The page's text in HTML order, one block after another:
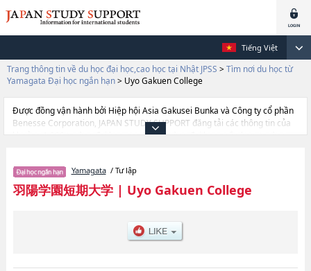
Tiếng Việt
Trang thông tin về du học đại học,cao học tại Nhật JPSS > Tìm nơi du học từ
Yamagata Đại học ngắn hạn> Uyo Gakuen College
Được đồng vận hành bởi Hiệp hội Asia Gakusei Bunka và Công ty cổ phần
Benesse Corporation, JAPAN STUDY SUPPORT đăng tải các thông tin của
khoảng 1.300 trường đại học, cao học, trường đại học ngắn hạn, trường
cần thiết dành cho du học sinh, như là về các , thông tin về từng ngành
học, thông tin liên quan đến thi tuyển như số lượng tuyển sinh, số lượng
trúng tuyển, cở sở trang thiết bị, hướng dẫn địa điểm v.v...
Yamagata/ Tư lập
羽陽学園短期大学| Uyo Gakuen College